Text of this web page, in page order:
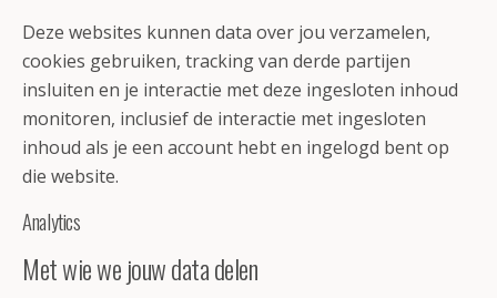
Deze websites kunnen data over jou verzamelen,
cookies gebruiken, tracking van derde partijen
insluiten en je interactie met deze ingesloten inhoud
monitoren, inclusief de interactie met ingesloten
inhoud als je een account hebt en ingelogd bent op
die website.
Analytics
Met wie we jouw data delen